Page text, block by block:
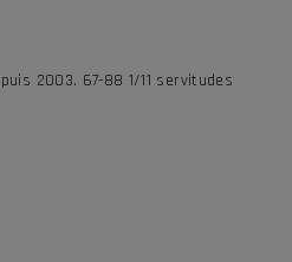
2003. 67-88 1/11 servitudes